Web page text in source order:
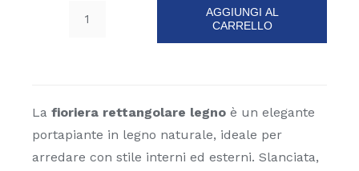
AGGIUNGI AL
CARRELLO
La fioriera rettangolare legnoè un elegante
portapiante in legno naturale, ideale per
arredare con stile interni ed esterni. Slanciata,